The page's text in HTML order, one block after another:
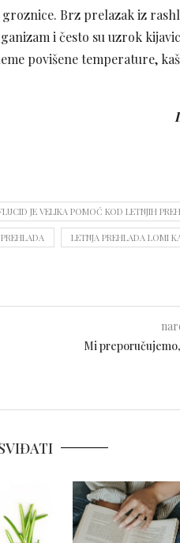
Brz prelazak iz
i često su uzrok
povišene temperature,
JE VELIKA POMOĆ KOD LETNJIH
LETNJA PREHLADA LOMI
Mi